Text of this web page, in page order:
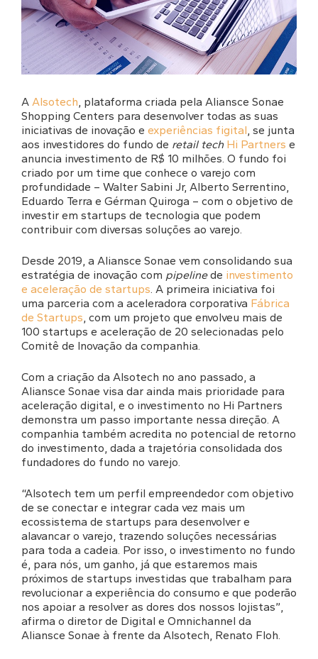
A Alsotech, plataforma criada pela Aliansce Sonae
Shopping Centers para desenvolver todas as suas
iniciativas de inovação e experiências figital, se junta
aos investidores do fundo de retail tech Hi Partners e
anuncia investimento de R$ 10 milhões. O fundo foi
criado por um time que conhece o varejo com
profundidade – Walter Sabini Jr, Alberto Serrentino,
Eduardo Terra e Gérman Quiroga – com o objetivo de
investir em startups de tecnologia que podem
contribuir com diversas soluções ao varejo.
Desde 2019, a Aliansce Sonae vem consolidando sua
estratégia de inovação com pipelinede investimento
e aceleração de startups. A primeira iniciativa foi
uma parceria com a aceleradora corporativa Fábrica
de Startups, com um projeto que envolveu mais de
100 startups e aceleração de 20 selecionadas pelo
Comitê de Inovação da companhia.
Com a criação da Alsotech no ano passado, a
Aliansce Sonae visa dar ainda mais prioridade para
aceleração digital, e o investimento no Hi Partners
demonstra um passo importante nessa direção. A
companhia também acredita no potencial de retorno
do investimento, dada a trajetória consolidada dos
fundadores do fundo no varejo.
“Alsotech tem um perfil empreendedor com objetivo
de se conectar e integrar cada vez mais um
ecossistema de startups para desenvolver e
alavancar o varejo, trazendo soluções necessárias
para toda a cadeia. Por isso, o investimento no fundo
é, para nós, um ganho, já que estaremos mais
próximos de startups investidas que trabalham para
revolucionar a experiência do consumo e que poderão
nos apoiar a resolver as dores dos nossos lojistas”,
afirma o diretor de Digital e Omnichannel da
Aliansce Sonae à frente da Alsotech, Renato Floh.